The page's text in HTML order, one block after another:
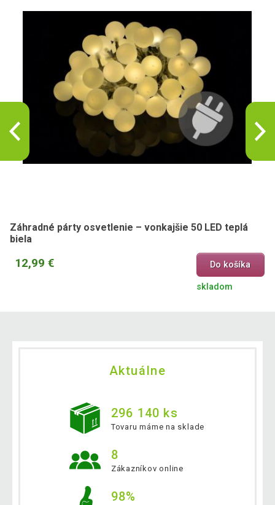
Záhradné párty osvetlenie – vonkajšie 50 LED teplá
biela
12,99 € Do košíka
skladom
Aktuálne
296 140 ks
Tovaru máme na sklade
8
Zákazníkov online
98%